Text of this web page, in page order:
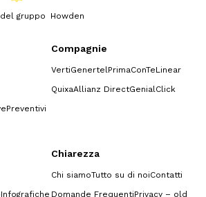
gruppo Howden
Preventivi
Compagnie
VertiGenertel PrimaConTeLinear
QuixaAllianz DirectGenialClick
Infografiche
Chiarezza
Chi siamoTutto su di noiContatti
Domande FrequentiPrivacy – old